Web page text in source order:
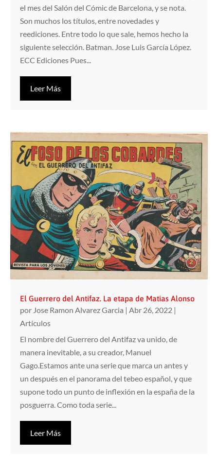
el mes del Salón del Cómic de Barcelona, y se nota.
Son muchos los títulos, entre novedades y
reediciones. Entre todo lo que sale, hemos hecho la
siguiente selección. Batman. Jose Luis García López.
ECC Ediciones Pues...
Leer Más
El Guerrero del Antifaz. La etapa de Matias Alonso
por Jose Ramon Alvarez Garcia |Abr 26, 2022 |
Artículos
El nombre del Guerrero del Antifaz va unido, de
manera inevitable, a su creador, Manuel
Gago.Estamos ante una serie que marca un antes y
un después en el panorama del tebeo español, y que
supone todo un punto de inflexión en la españa de la
posguerra. Como toda serie...
Leer Más